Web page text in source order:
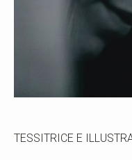
TESSITRICE E